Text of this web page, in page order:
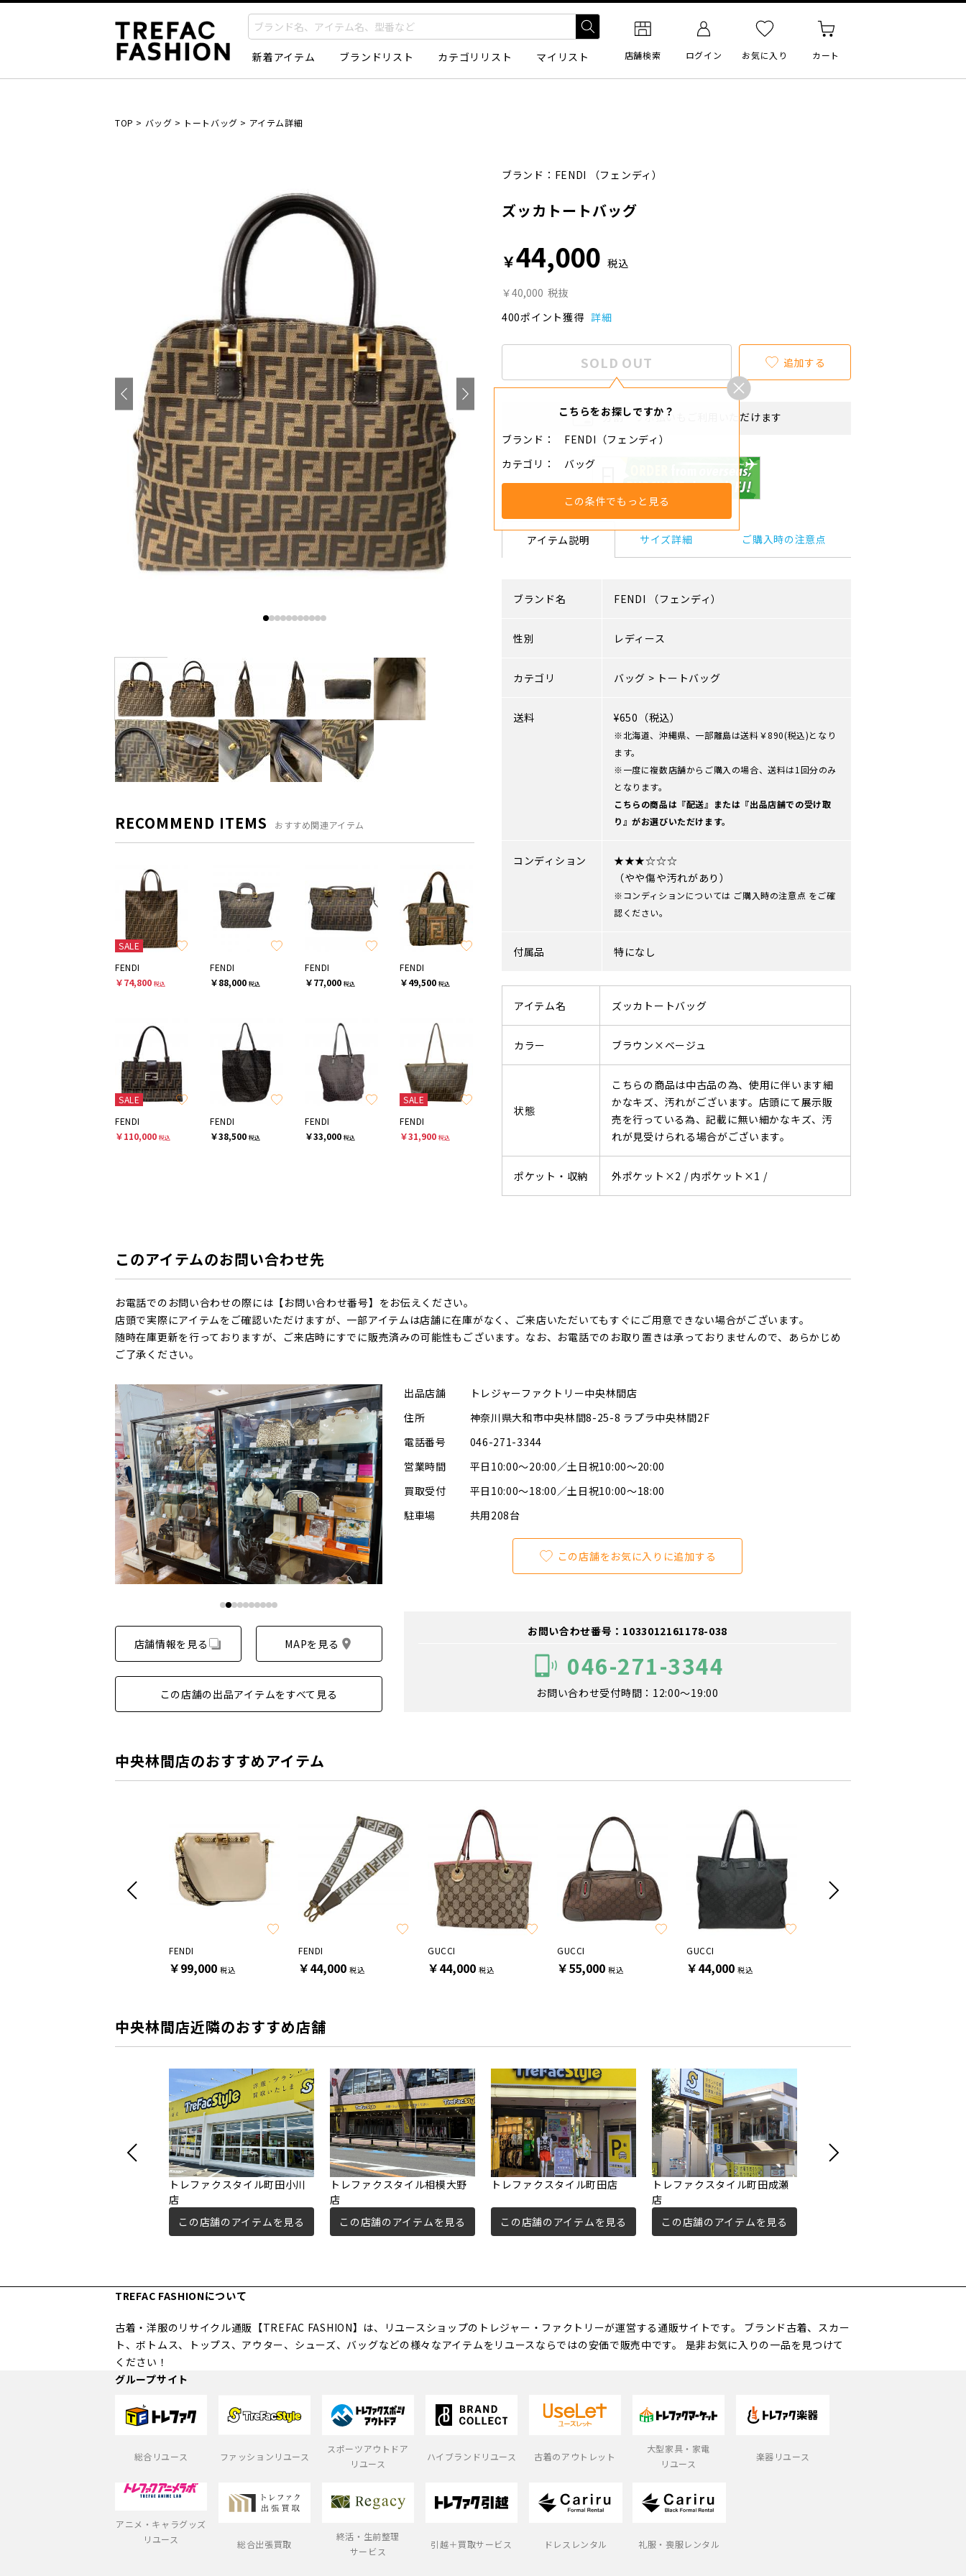
新着アイテム ブランドリスト カテゴリリスト マイリスト 店舗検索 ログイン お気に入り カート
TOP > バッグ > トートバッグ > アイテム詳細
RECOMMEND ITEMS おすすめ関連アイテム
SALE
FENDI
￥74,800 税込
FENDI
￥88,000 税込
FENDI
￥77,000 税込
FENDI
￥49,500 税込
SALE
FENDI
￥110,000 税込
FENDI
￥38,500 税込
FENDI
￥33,000 税込
SALE
FENDI
￥31,900 税込
ブランド： FENDI （フェンディ）
ズッカトートバッグ
￥44,000 税込
￥40,000 税抜
400ポイント獲得 詳細
SOLD OUT
こちらをお探しですか？
ブランド
FENDI（フェンディ）
カテゴリ
バッグ
この条件でもっと見る
追加する
分割・リボ払いもご利用いただけます
アイテム説明 サイズ詳細 ご購入時の注意点
ブランド名 FENDI （フェンディ）
性別 レディース
カテゴリ バッグ > トートバッグ
送料 ¥650（税込）
※北海道、沖縄県、一部離島は送料￥890(税込)となり
ます。
※一度に複数店舗からご購入の場合、送料は1回分のみ
となります。
こちらの商品は『配送』または『出品店舗での受け取
り』がお選びいただけます。
コンディション
★★★☆☆☆
（やや傷や汚れがあり）
※コンディションについては ご購入時の注意点 をご確
認ください。
付属品 特になし
アイテム名 ズッカトートバッグ
カラー ブラウン×ベージュ
状態
こちらの商品は中古品の為、使用に伴います細
かなキズ、汚れがございます。店頭にて展示販
売を行っている為、記載に無い細かなキズ、汚
れが見受けられる場合がございます。
ポケット・収納 外ポケット×2 / 内ポケット×1 /
このアイテムのお問い合わせ先
お電話でのお問い合わせの際には【お問い合わせ番号】をお伝えください。
店頭で実際にアイテムをご確認いただけますが、一部アイテムは店舗に在庫がなく、ご来店いただいてもすぐにご用意できない場合がございます。
随時在庫更新を行っておりますが、ご来店時にすでに販売済みの可能性もございます。なお、お電話でのお取り置きは承っておりませんので、あらかじめ
ご了承ください。
店舗情報を見る MAPを見る
この店舗の出品アイテムをすべて見る
出品店舗
トレジャーファクトリー中央林間店
住所
神奈川県大和市中央林間8-25-8 ラプラ中央林間2F
電話番号
046-271-3344
営業時間
平日10:00～20:00／土日祝10:00～20:00
買取受付
平日10:00～18:00／土日祝10:00～18:00
駐車場
共用208台
この店舗をお気に入りに追加する
お問い合わせ番号：1033012161178-038
046-271-3344
お問い合わせ受付時間：12:00～19:00
中央林間店のおすすめアイテム
FENDI
￥99,000 税込
FENDI
￥44,000 税込
GUCCI
￥44,000 税込
GUCCI
￥55,000 税込
GUCCI
￥44,000 税込
中央林間店近隣のおすすめ店舗
トレファクスタイル町田小川
店
この店舗のアイテムを見る
トレファクスタイル相模大野
店
この店舗のアイテムを見る
トレファクスタイル町田店
この店舗のアイテムを見る
トレファクスタイル町田成瀬
店
この店舗のアイテムを見る
TREFAC FASHIONについて
古着・洋服のリサイクル通販【TREFAC FASHION】は、リユースショップのトレジャー・ファクトリーが運営する通販サイトです。 ブランド古着、スカー
ト、ボトムス、トップス、アウター、シューズ、バッグなどの様々なアイテムをリユースならではの安価で販売中です。 是非お気に入りの一品を見つけて
ください！
グループサイト
総合リユース ファッションリユース
スポーツアウトドア
リユース
ハイブランドリユース 古着のアウトレット
大型家具・家電
リユース
楽器リユース
アニメ・キャラグッズ
リユース
総合出張買取
終活・生前整理
サービス
引越＋買取サービス ドレスレンタル 礼服・喪服レンタル